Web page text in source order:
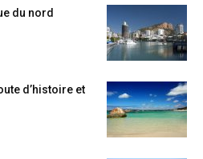
du nord
d’histoire et